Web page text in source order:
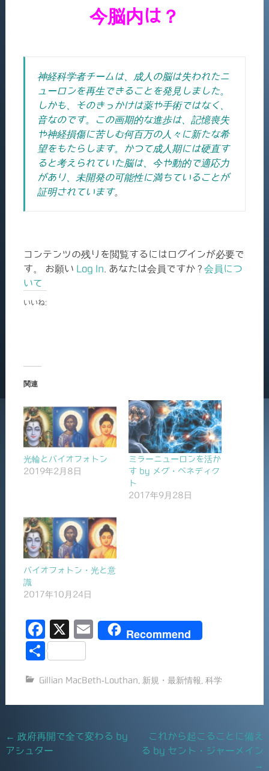
今脳内は？
神経科学者チームは、成人の脳は失われたニ
ューロンを再生できることを発見しました。
しかも、そのきっかけは薬や手術ではなく、
音なのです。この画期的な進歩は、記憶喪失
や神経損傷に苦しむ何百万の人々に新たな希
望をもたらします。かつて成人期には硬直す
ると考えられていた脳は、今や動的で適応力
があり、未開発の可能性に満ちていることが
証明されています。
コンテンツの残りを閲覧するにはログインが必要で
す。 お願い Log In . あなたは会員ですか ? 会員につ
いて
いいね:
関連
光輪とバイオフォトン
2019年2月8日
ミラーニューロンを活か
す by メグ・ベネディク
ト
2017年9月28日
バイオフォトン・光と意
識
2017年10月24日
F
a
e
b
o
X
E
l
Recommend
共
Gillian MacBeth-Louthan 新規・最新情報 科学
Post
navigation
← 政府再開で全て変わる by
アシュター
これから起こることに備え
る by セント・ジャーメイン
→